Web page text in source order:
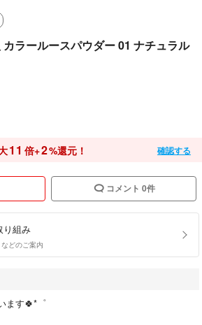
ラールースパウダー 01 ナチュラル
11 倍+2%還元！ 確認する
コメント 0件
り組み
どのご案内
ます🍀*゜